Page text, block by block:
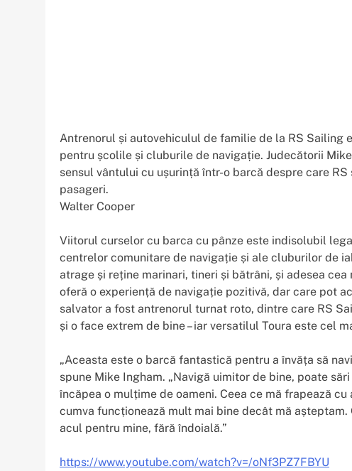
Antrenorul și autovehiculul de familie de la RS
pentru școlile și cluburile de navigație. Judecătorii
sensul vântului cu ușurință într-o barcă despre care
pasageri.
Walter Cooper
Viitorul curselor cu barca cu pânze este indisolubil
centrelor comunitare de navigație și ale cluburilor de
atrage și reține marinari, tineri și bătrâni, și adesea
oferă o experiență de navigație pozitivă, dar care pot
salvator a fost antrenorul turnat roto, dintre care RS
și o face extrem de bine – iar versatilul Toura este cel
„Aceasta este o barcă fantastică pentru a învăța să
spune Mike Ingham. „Navigă uimitor de bine, poate
încăpea o mulțime de oameni. Ceea ce mă frapează
cumva funcționează mult mai bine decât mă
acul pentru mine, fără îndoială.”
https://www.youtube.com/watch?v=/oNf3PZ7FBYU